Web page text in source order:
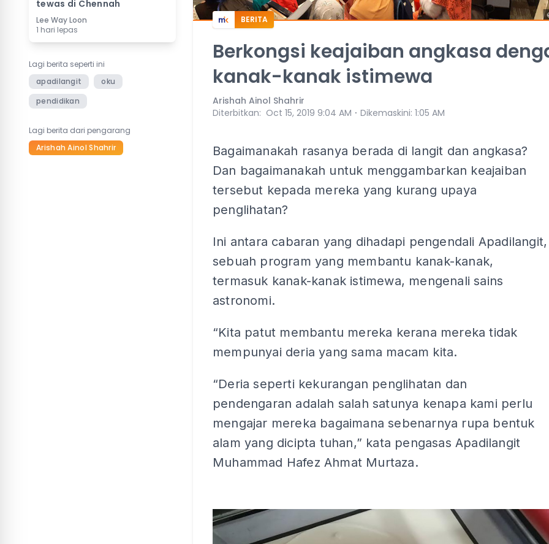
tewas di Chennah
Lee Way Loon
1 hari lepas
Lagi berita seperti ini
apadilangit
oku
pendidikan
Lagi berita dari pengarang
Arishah Ainol Shahrir
BERITA
Berkongsi keajaiban angkasa
kanak-kanak istimewa
Arishah Ainol Shahrir
Diterbitkan: Oct 15, 2019 9:04 AM ⋅ Dikemaskini: 1:05 AM
Bagaimanakah rasanya berada di langit dan angkasa?
Dan bagaimanakah untuk menggambarkan keajaiban
tersebut kepada mereka yang kurang upaya
penglihatan?
Ini antara cabaran yang dihadapi pengendali Apadilangit,
sebuah program yang membantu kanak-kanak,
termasuk kanak-kanak istimewa, mengenali sains
astronomi.
“Kita patut membantu mereka kerana mereka tidak
mempunyai deria yang sama macam kita.
“Deria seperti kekurangan penglihatan dan
pendengaran adalah salah satunya kenapa kami perlu
mengajar mereka bagaimana sebenarnya rupa bentuk
alam yang dicipta tuhan,” kata pengasas Apadilangit
Muhammad Hafez Ahmat Murtaza.